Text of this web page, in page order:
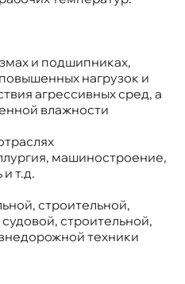
и подшипниках,
нагрузок и
агрессивных сред, а
влажности
машиностроение,
т.д.
строительной,
строительной,
техники